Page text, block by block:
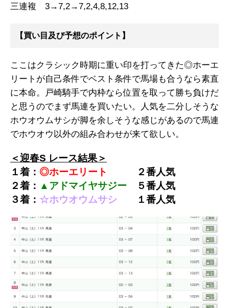
三連複 3→7,2→7,2,4,8,12,13
【買い目及び予想のポイント】
ここはクラシック時期に重い印を打ってきた◎ホーエ
リートが自己条件でベスト条件で馬場も合うなら素直
に本命。戸崎騎手で内枠なら位置を取って勝ち負けだ
と思うのでまず馬連を買いたい。人気を二分しそうな
ホウオウムサシが脚を余しそうな感じがあるので馬連
でホウオウ以外の組み合わせが来て欲しい。
＜迎春S レース結果＞
１着： ◎ホーエリート ２番人気
２着： ▲アドマイヤサジー ５番人気
３着： ☆ホウオウムサシ １番人気